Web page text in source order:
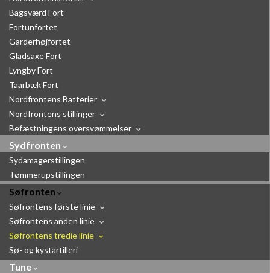
Bagsværd Fort
Fortunfortet
Garderhøjfortet
Gladsaxe Fort
Lyngby Fort
Taarbæk Fort
Nordfrontens Batterier
Nordfrontens stillinger
Befæstningens oversvømmelser
Sydfronten
Sydamagerstillingen
Tømmerupstillingen
Søfronten
Søfrontens første linie
Søfrontens anden linie
Søfrontens tredie linie
Sø- og kystartilleri
Tune